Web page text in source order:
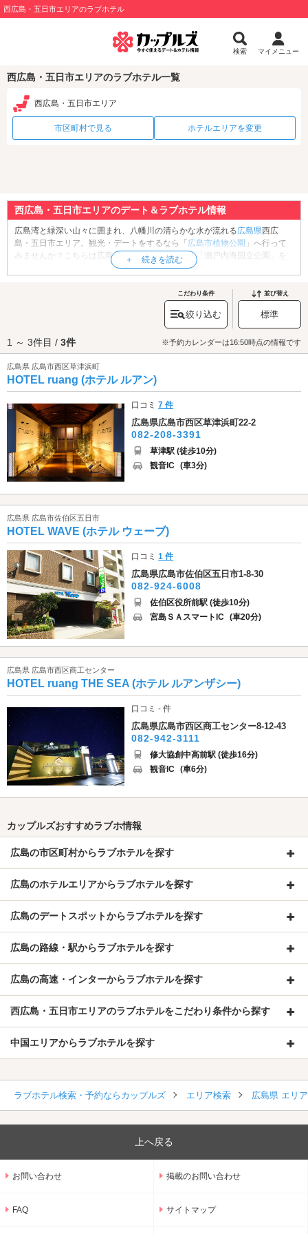
西広島・五日市エリアのラブホテル
検索 マイメニュー
西広島・五日市エリアのラブホテル一覧
西広島・五日市エリア
市区町村で見る ホテルエリアを変更
西広島・五日市エリアのデート＆ラブホテル情報
広島湾と緑深い山々に囲まれ、八幡川の清らかな水が流れる広島県西広
島・五日市エリア。観光・デートをするなら「 広島市植物公園 」へ行って
みませんか？こちらは広島と宮島の中ほどにある「瀬戸内海国立公園」を
一望する高台にある植物公園。正面ゲートを抜けると、季節の花々が来場
る他、熱帯性のスイレンを1年中鑑賞できる熱帯スイレン温室や、サボテン
をはじめとする多肉植物を展示するサボテン温室など、園内には見どころ
がたくさんあります。お腹がすいたらお花を眺めながら食事ができるレス
トランや、ログハウスの中にあるカフェへ行ってみましょう。お腹も心も
満たされる癒しのひと時をお過ごしください。神社仏閣巡りの好きなカッ
プルには「三輪明神広島分祀」もおすすめ。広島カープが1975年にリーグ
初優勝を果たした後、古葉監督がこちらの神社にお参りをしたところ、
1979年にカープが日本一になった、という逸話があり、カープファンから
も親しまれている神社です。観光・デートを楽しんだらラブホテルでひと
休み。西広島・五日市エリアのラブホテルは、広島電鉄「東高須駅」「草
津駅」や、「
草津公園」の近くに点在しています。さっそくデートスポッ
ト周辺のホテルをチェックしてみましょう。
こだわり条件
絞り込む
並び替え
標準
1 ～ 3件目 / 3件 ※予約カレンダーは16:50時点の情報です
広島県 広島市西区草津浜町
HOTEL ruang (ホテル ルアン)
口コミ7 件
広島県広島市西区草津浜町22-2
082-208-3391
草津駅 (徒歩10分)
観音IC (車3分)
広島県 広島市佐伯区五日市
HOTEL WAVE (ホテル ウェーブ)
口コミ1 件
広島県広島市佐伯区五日市1-8-30
082-924-6008
佐伯区役所前駅 (徒歩10分)
宮島ＳＡスマートIC (車20分)
広島県 広島市西区商工センター
HOTEL ruang THE SEA (ホテル ルアンザシー)
口コミ - 件
広島県広島市西区商工センター8-12-43
082-942-3111
修大協創中高前駅 (徒歩16分)
観音IC (車6分)
カップルズおすすめラブホ情報
広島の市区町村からラブホテルを探す
広島のホテルエリアからラブホテルを探す
広島のデートスポットからラブホテルを探す
広島の路線・駅からラブホテルを探す
広島の高速・インターからラブホテルを探す
西広島・五日市エリアのラブホテルをこだわり条件から探す
中国エリアからラブホテルを探す
ラブホテル検索・予約ならカップルズ エリア検索 広島県 エリ
上へ戻る
お問い合わせ 掲載のお問い合わせ
FAQ サイトマップ